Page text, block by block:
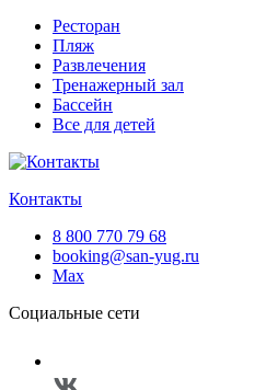
Ресторан
Пляж
Развлечения
Тренажерный зал
Бассейн
Все для детей
Контакты
8 800 770 79 68
booking@san-yug.ru
Max
Социальные сети